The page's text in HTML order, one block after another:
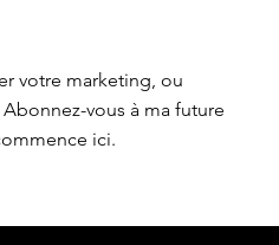
votre marketing, ou
vous à ma future
ici.